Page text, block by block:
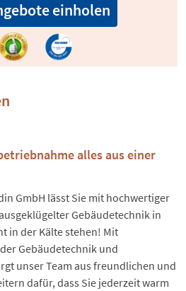
einholen
alles aus einer
GmbH lässt Sie mit hochwertiger
Gebäudetechnik in
in der Kälte stehen! Mit
Gebäudetechnik und
unser Team aus freundlichen und
dafür, dass Sie jederzeit warm